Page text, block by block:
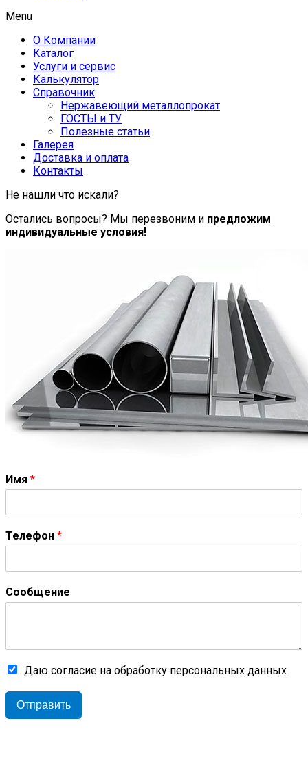
Menu
О Компании
Каталог
Услуги и сервис
Калькулятор
Справочник
Нержавеющий металлопрокат
ГОСТЫ и ТУ
Полезные статьи
Галерея
Доставка и оплата
Контакты
Не нашли что искали?
Остались вопросы? Мы перезвоним и предложим
индивидуальные условия!
Имя *
Телефон *
Сообщение
Даю согласие на обработку персональных данных
Отправить